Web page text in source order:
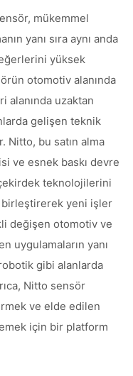
mükemmel
yanı sıra aynı anda
yüksek
otomotiv alanında
alanında uzaktan
gelişen teknik
Nitto, bu satın alma
ve esnek baskı devre
teknolojilerini
birleştirerek yeni işler
değişen otomotiv ve
uygulamaların yanı
gibi alanlarda
Nitto sensör
ve elde edilen
için bir platform